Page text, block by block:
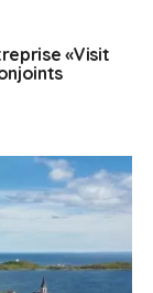
«Visit